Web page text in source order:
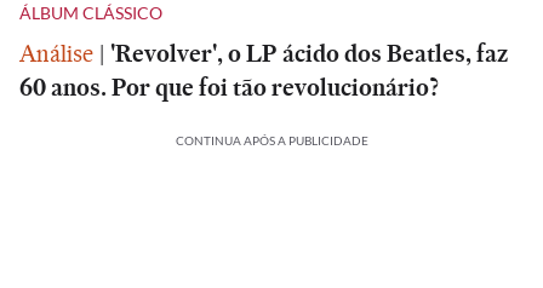
ÁLBUM CLÁSSICO
Análise | 'Revolver', o LP ácido dos Beatles, faz
60 anos. Por que foi tão revolucionário?
CONTINUA APÓS A PUBLICIDADE